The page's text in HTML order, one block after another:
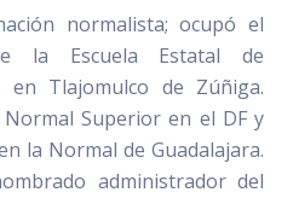
normalista; ocupó el
la Escuela Estatal de
en Tlajomulco de Zúñiga.
Superior en el DF y
la Normal de Guadalajara.
administrador del